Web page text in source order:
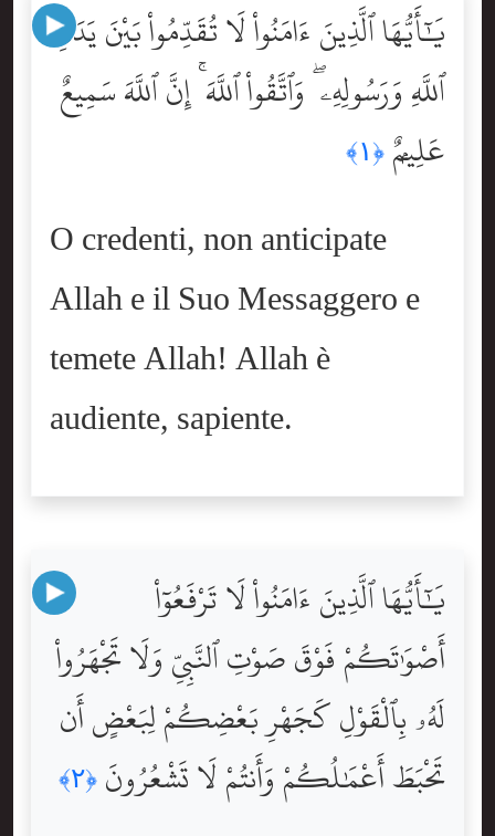
يَٰٓأَيُّهَا ٱلَّذِينَ ءَامَنُواْ لَا تُقَدِّمُواْ بَيْنَ يَدَىِ
ٱللَّهِ وَرَسُولِهِۦ ۖ وَٱتَّقُواْ ٱللَّهَ ۚ إِنَّ ٱللَّهَ سَمِيعٌ
عَلِيمٌۭ ﴿١﴾
O credenti, non anticipate
Allah e il Suo Messaggero e
temete Allah! Allah è
audiente, sapiente.
يَٰٓأَيُّهَا ٱلَّذِينَ ءَامَنُواْ لَا تَرْفَعُوٓاْ
أَصْوَٰتَكُمْ فَوْقَ صَوْتِ ٱلنَّبِىِّ وَلَا تَجْهَرُواْ
لَهُۥ بِٱلْقَوْلِ كَجَهْرِ بَعْضِكُمْ لِبَعْضٍ أَن
تَحْبَطَ أَعْمَٰلُكُمْ وَأَنتُمْ لَا تَشْعُرُونَ ﴿٢﴾